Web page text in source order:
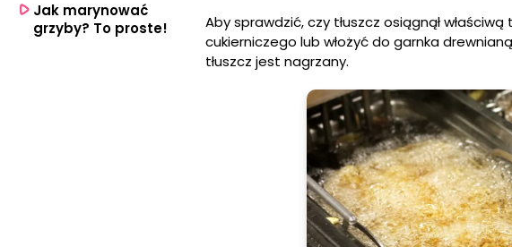
Aby sprawdzić, czy tłuszcz osiągnął
cukierniczego lub włożyć do garnka
tłuszcz jest nagrzany.
Jak marynować
grzyby? To proste!